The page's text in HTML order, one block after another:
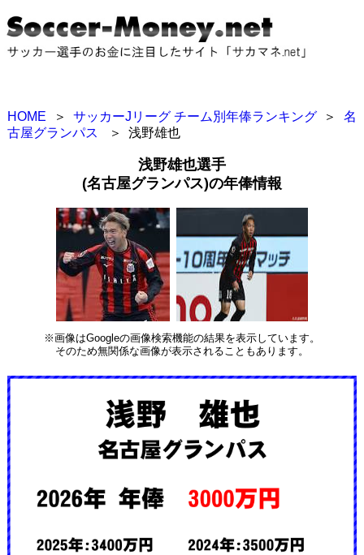
HOME ＞ サッカーJリーグ チーム別年俸ランキング ＞
名
古屋グランパス
＞ 浅野雄也
浅野雄也選手
(名古屋グランパス)の年俸情報
※画像はGoogleの画像検索機能の結果を表示しています。
そのため無関係な画像が表示されることもあります。